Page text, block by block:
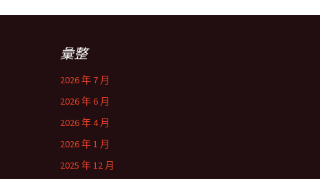
彙整
2026 年 7 月
2026 年 6 月
2026 年 4 月
2026 年 1 月
2025 年 12 月